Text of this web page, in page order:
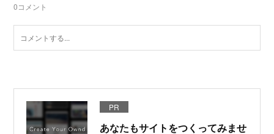
0コメント
PR
あなたもサイトをつくってみませ